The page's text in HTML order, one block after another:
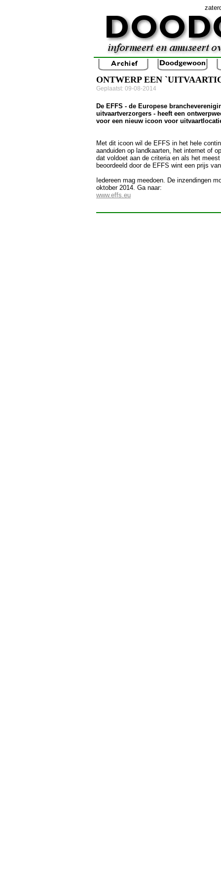
ONTWERP EEN
Geplaatst: 09-08-2014
De EFFS - de Europese
uitvaartverzorgers - heeft een
voor een nieuw icoon voor
Met dit icoon wil de EFFS in het hele
aanduiden op landkaarten, het internet of
dat voldoet aan de criteria en als het
beoordeeld door de EFFS wint een prijs
Iedereen mag meedoen. De inzendingen
oktober 2014. Ga naar:
www.effs.eu